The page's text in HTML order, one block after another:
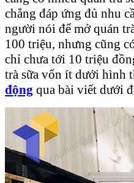
chẳng đáp ứng đủ nhu
người nói để mở quán
100 triệu, nhưng cũng
chỉ chưa tới 10 triệu
trà sữa vốn ít dưới hình
động qua bài viết dưới